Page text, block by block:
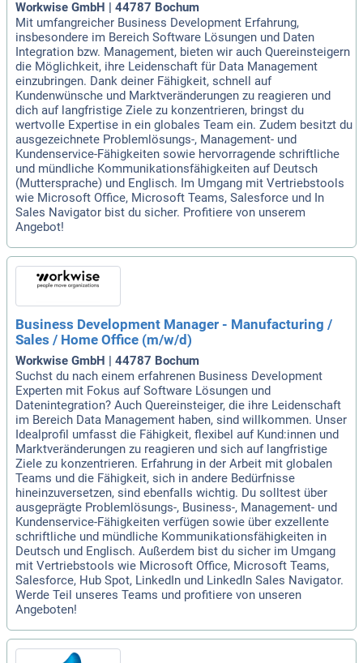
Workwise GmbH | 44787 Bochum
Mit umfangreicher Business Development Erfahrung,
insbesondere im Bereich Software Lösungen und Daten
Integration bzw. Management, bieten wir auch Quereinsteigern
die Möglichkeit, ihre Leidenschaft für Data Management
einzubringen. Dank deiner Fähigkeit, schnell auf
Kundenwünsche und Marktveränderungen zu reagieren und
dich auf langfristige Ziele zu konzentrieren, bringst du
wertvolle Expertise in ein globales Team ein. Zudem besitzt du
ausgezeichnete Problemlösungs-, Management- und
Kundenservice-Fähigkeiten sowie hervorragende schriftliche
und mündliche Kommunikationsfähigkeiten auf Deutsch
(Muttersprache) und Englisch. Im Umgang mit Vertriebstools
wie Microsoft Office, Microsoft Teams, Salesforce und In
Sales Navigator bist du sicher. Profitiere von unserem
Angebot!
Business Development Manager - Manufacturing /
Sales / Home Office (m/w/d)
Workwise GmbH | 44787 Bochum
Suchst du nach einem erfahrenen Business Development
Experten mit Fokus auf Software Lösungen und
Datenintegration? Auch Quereinsteiger, die ihre Leidenschaft
im Bereich Data Management haben, sind willkommen. Unser
Idealprofil umfasst die Fähigkeit, flexibel auf Kund:innen und
Marktveränderungen zu reagieren und sich auf langfristige
Ziele zu konzentrieren. Erfahrung in der Arbeit mit globalen
Teams und die Fähigkeit, sich in andere Bedürfnisse
hineinzuversetzen, sind ebenfalls wichtig. Du solltest über
ausgeprägte Problemlösungs-, Business-, Management- und
Kundenservice-Fähigkeiten verfügen sowie über exzellente
schriftliche und mündliche Kommunikationsfähigkeiten in
Deutsch und Englisch. Außerdem bist du sicher im Umgang
mit Vertriebstools wie Microsoft Office, Microsoft Teams,
Salesforce, Hub Spot, LinkedIn und LinkedIn Sales Navigator.
Werde Teil unseres Teams und profitiere von unseren
Angeboten!